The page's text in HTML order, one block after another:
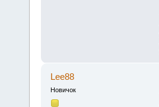
Lee88
Новичок